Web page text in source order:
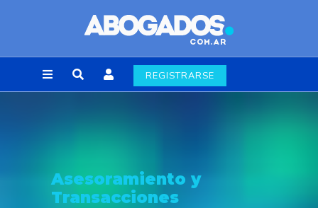
REGISTRARSE
Asesoramiento y
Transacciones